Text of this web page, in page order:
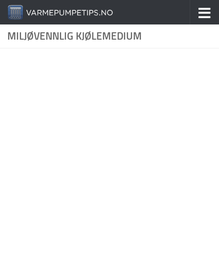
Skip to content
MILJØVENNLIG KJØLEMEDIUM